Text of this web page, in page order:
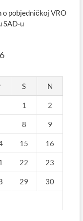
pobjedničkoj VRO
SAD-u
S N
1 2
8 9
15 16
22 23
29 30